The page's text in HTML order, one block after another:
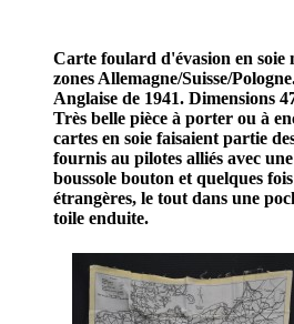
Carte foulard d'évasion en soie
zones Allemagne/Suisse/
Anglaise de 1941. Dimensions
Très belle pièce à porter ou à
cartes en soie faisaient partie
fournis au pilotes alliés avec
boussole bouton et quelques
étrangères, le tout dans une
toile enduite.